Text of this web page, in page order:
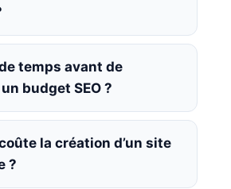
temps avant de
budget SEO ?
la création d’un site
?